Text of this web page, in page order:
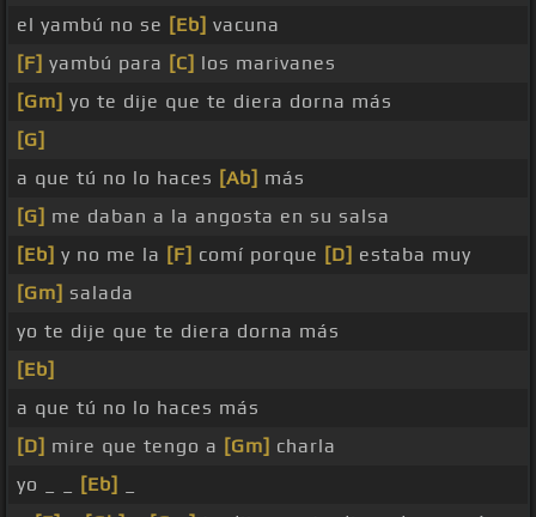
el yambú no se [Eb] vacuna
[F] yambú para [C] los marivanes
[Gm] yo te dije que te diera dorna más
[G]
a que tú no lo haces [Ab] más
[G] me daban a la angosta en su salsa
[Eb] y no me la [F] comí porque [D] estaba muy
[Gm] salada
yo te dije que te diera dorna más
[Eb]
a que tú no lo haces más
[D] mire que tengo a [Gm] charla
yo _ _
[Eb]